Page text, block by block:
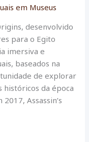
em Museus
desenvolvido
para o Egito
imersiva e
baseados na
de explorar
históricos da época
Assassin’s